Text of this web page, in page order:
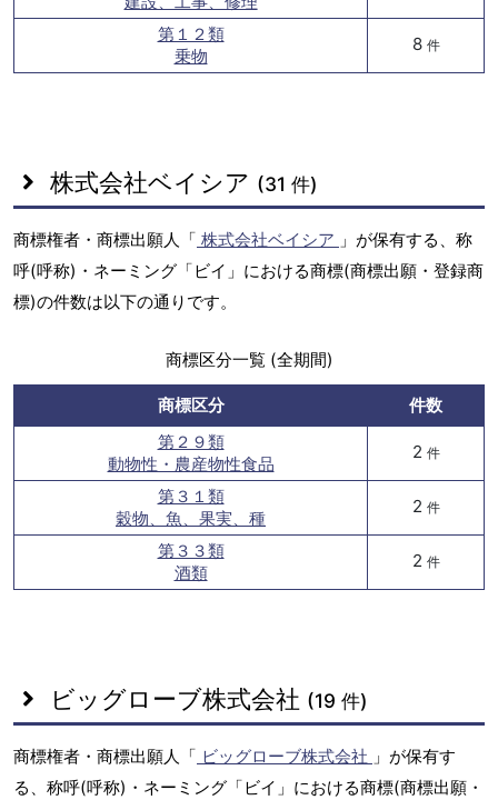
第１２類
乗物
8 件
株式会社ベイシア (31 件)
商標権者・商標出願人「 株式会社ベイシア 」が保有する、称
呼(呼称)・ネーミング「ビイ」における商標(商標出願・登録商
標)の件数は以下の通りです。
商標区分一覧 (全期間)
商標区分
件数
第２９類
動物性・農産物性食品
2 件
第３１類
穀物、魚、果実、種
2 件
第３３類
酒類
2 件
ビッグローブ株式会社 (19 件)
商標権者・商標出願人「 ビッグローブ株式会社 」が保有す
る、称呼(呼称)・ネーミング「ビイ」における商標(商標出願・